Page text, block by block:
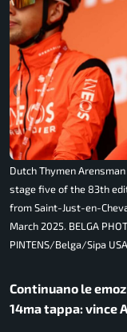
Dutch Thymen
stage five of the 83th
from Saint-Just-en-
March 2025. BELGA
PINTENS/Belga/Sipa
Continuano le
14ma tappa: vince